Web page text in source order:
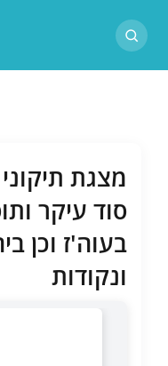
לתוכן
מצגת
סוד עיקר
בעוה'ז וכן
ונקודות